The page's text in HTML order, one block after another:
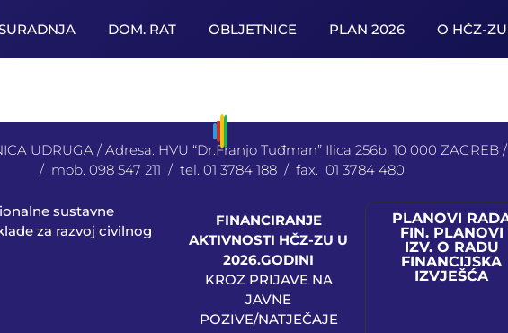
DOM. RAT OBLJETNICE PLAN 2026 O HČZ-ZU
UDRUGA / Adresa: HVU “Dr.Franjo Tuđman” Ilica 256b, 10 000
/ mob. 098 547 211 / tel. 01 3784 188 / fax. 01 3784 480
sustavne
za razvoj civilnog
FINANCIRANJE
AKTIVNOSTI HČZ-ZU U
2026.GODINI
KROZ PRIJAVE NA
JAVNE
POZIVE/NATJEČAJE
PLANOVI
FIN. PLANOVI
IZV. O RADU
FINANCIJSKA
IZVJEŠĆA